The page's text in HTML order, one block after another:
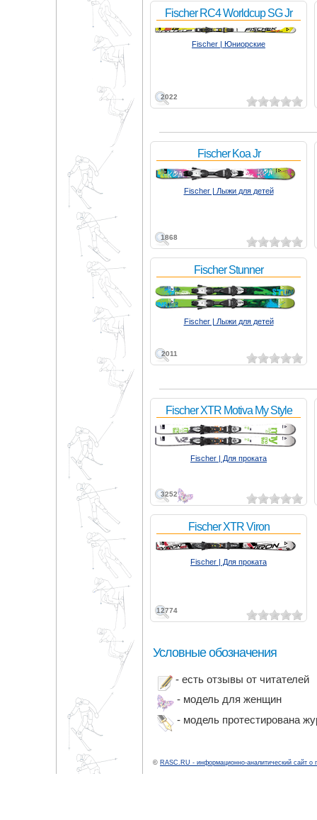
2022
Fischer RC4 Worldcup SG Jr
Fischer | Юниорские
1868
Fischer Koa Jr
Fischer | Лыжи для детей
2011
Fischer Stunner
Fischer | Лыжи для детей
3252
Fischer XTR Motiva My Style
Fischer | Для проката
12774
Fischer XTR Viron
Fischer | Для проката
Условные обозначения
- есть отзывы от читателей
- модель для женщин
- модель протестирована
© RASC.RU - информационно-аналитический сайт о